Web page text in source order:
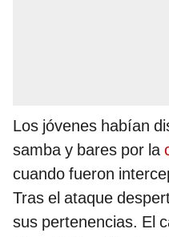
Los jóvenes habían
samba y bares por la
cuando fueron
Tras el ataque
sus pertenencias. El